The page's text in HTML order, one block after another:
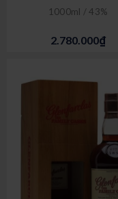
1000ml / 43%
2.780.000₫